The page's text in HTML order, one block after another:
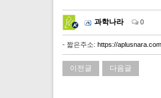
과학나라 0
- 짧은주소: https://
이전글 다음글